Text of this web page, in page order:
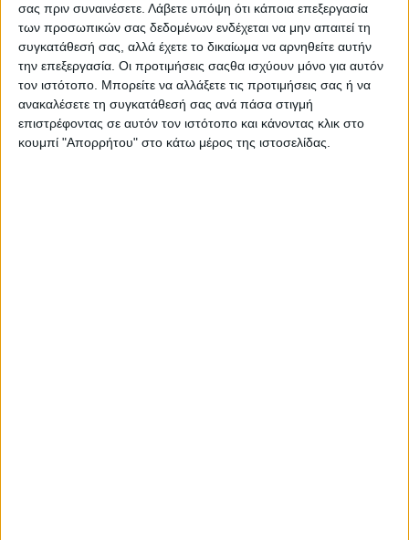
σας πριν συναινέσετε. Λάβετε υπόψη ότι κάποια επεξεργασία
των προσωπικών σας δεδομένων ενδέχεται να μην απαιτεί τη
συγκατάθεσή σας, αλλά έχετε το δικαίωμα να αρνηθείτε αυτήν
την επεξεργασία. Οι προτιμήσεις σαςθα ισχύουν μόνο για αυτόν
τον ιστότοπο. Μπορείτε να αλλάξετε τις προτιμήσεις σας ή να
ανακαλέσετε τη συγκατάθεσή σας ανά πάσα στιγμή
επιστρέφοντας σε αυτόν τον ιστότοπο και κάνοντας κλικ στο
κουμπί "Απορρήτου" στο κάτω μέρος της ιστοσελίδας.